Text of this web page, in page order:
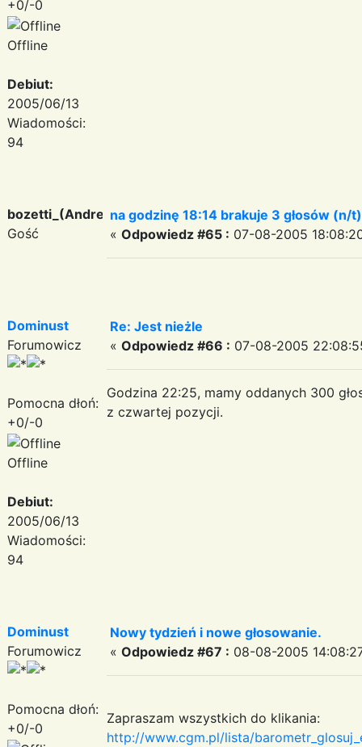
+0/-0
Offline
Debiut:
2005/06/13
Wiadomości:
94
bozetti_(Andreas)
Gość
na godzinę 18:14 brakuje 3 głosów (n/t)
« Odpowiedz #65 : 07-08-2005
Dominust
Forumowicz
Pomocna dłoń:
+0/-0
Offline
Debiut:
2005/06/13
Wiadomości:
94
Re: Jest nieżle
« Odpowiedz #66 : 07-08-2005
Godzina 22:25, mamy oddanych 300
z czwartej pozycji.
Dominust
Forumowicz
Pomocna dłoń:
+0/-0
Nowy tydzień i nowe głosowanie.
« Odpowiedz #67 : 08-08-2005
Zapraszam wszystkich do klikania:
http://www.cgm.pl/lista/